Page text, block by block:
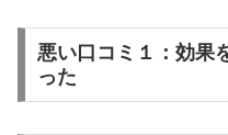
悪い口コミ１：効果
った